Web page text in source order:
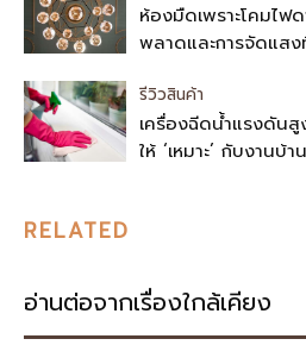
ห้องมืดเพราะโคมไฟ
พลาดและการจัดแส
รีวิวสินค้า
เครื่องฉีดน้ำแรงดัน
ให้ ‘เหมาะ’ กับงานบ้า
RELATED
อ่านต่อจากเรื่องใกล้เคียง